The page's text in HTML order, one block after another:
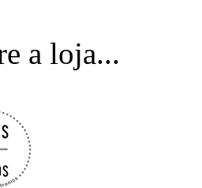
a loja...